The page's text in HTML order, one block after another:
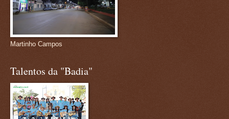
Martinho Campos
Talentos da "Badia"